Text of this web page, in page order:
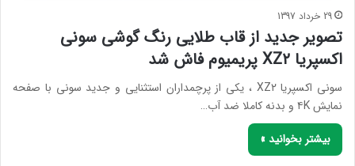
29 خرداد 1397
تصویر جدید از قاب طلایی رنگ گوشی سونی
اکسپریا XZ۲ پریمیوم فاش شد
سونی اکسپریا XZ۲ ، یکی از پرچمداران استثنایی و جدید سونی با صفحه
نمایش ۴K و بدنه کاملا ضد آب…
بیشتر بخوانید »